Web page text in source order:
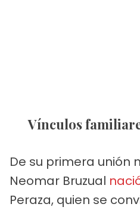
Vínculos
De su primera unión
Neomar Bruzual
Peraza, quien se